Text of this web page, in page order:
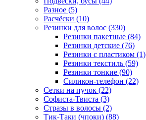
Разное (5)
Расчёски (10)
Резинки для волос (330)
Резинки пакетные (84)
Резинки детские (76)
Резинки с пластиком (1)
Резинки текстиль (59)
Резинки тонкие (90)
Силикон-телефон (22)
Сетки на пучок (22)
Софиста-Твиста (3)
Стразы в волосы (2)
Тик-Таки (чпоки) (88)